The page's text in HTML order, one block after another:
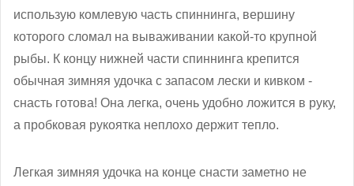
использую комлевую часть спиннинга, вершину
которого сломал на вываживании какой-то крупной
рыбы. К концу нижней части спиннинга крепится
обычная зимняя удочка с запасом лески и кивком -
снасть готова! Она легка, очень удобно ложится в руку,
а пробковая рукоятка неплохо держит тепло.
Легкая зимняя удочка на конце снасти заметно не